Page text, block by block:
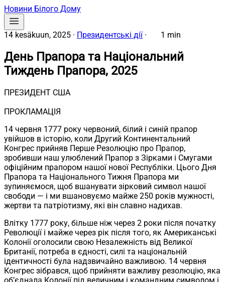
Новини Білого Дому
14 kesäkuun, 2025 · Президентські дії · 1 min
День Прапора та Національний
Тиждень Прапора, 2025
ПРЕЗИДЕНТ США
ПРОКЛАМАЦІЯ
14 червня 1777 року червоний, білий і синій прапор
увійшов в історію, коли Другий Континентальний
Конгрес прийняв Перше Резолюцію про Прапор,
зробивши наш улюблений Прапор з Зірками і Смугами
офіційним прапором нашої нової Республіки. Цього Дня
Прапора та Національного Тижня Прапора ми
зупиняємося, щоб вшанувати зірковий символ нашої
свободи — і ми вшановуємо майже 250 років мужності,
жертви та патріотизму, які він славно надихав.
Влітку 1777 року, більше ніж через 2 роки після початку
Революції і майже через рік після того, як Американські
Колонії оголосили свою Незалежність від Великої
Британії, потреба в єдності, силі та національній
ідентичності була надзвичайно важливою. 14 червня
Конгрес зібрався, щоб прийняти важливу резолюцію, яка